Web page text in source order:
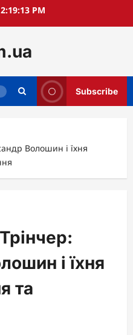
PM
Subscribe
Волошин і їхня
і їхня
та